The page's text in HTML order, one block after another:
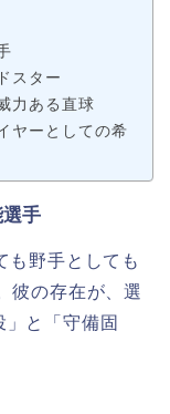
スター
力ある直球
ヤーとしての希
手
も野手としても
彼の存在が、選
と「守備固